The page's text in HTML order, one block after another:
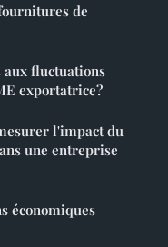
de
fluctuations
exportatrice?
l'impact du
une entreprise
économiques